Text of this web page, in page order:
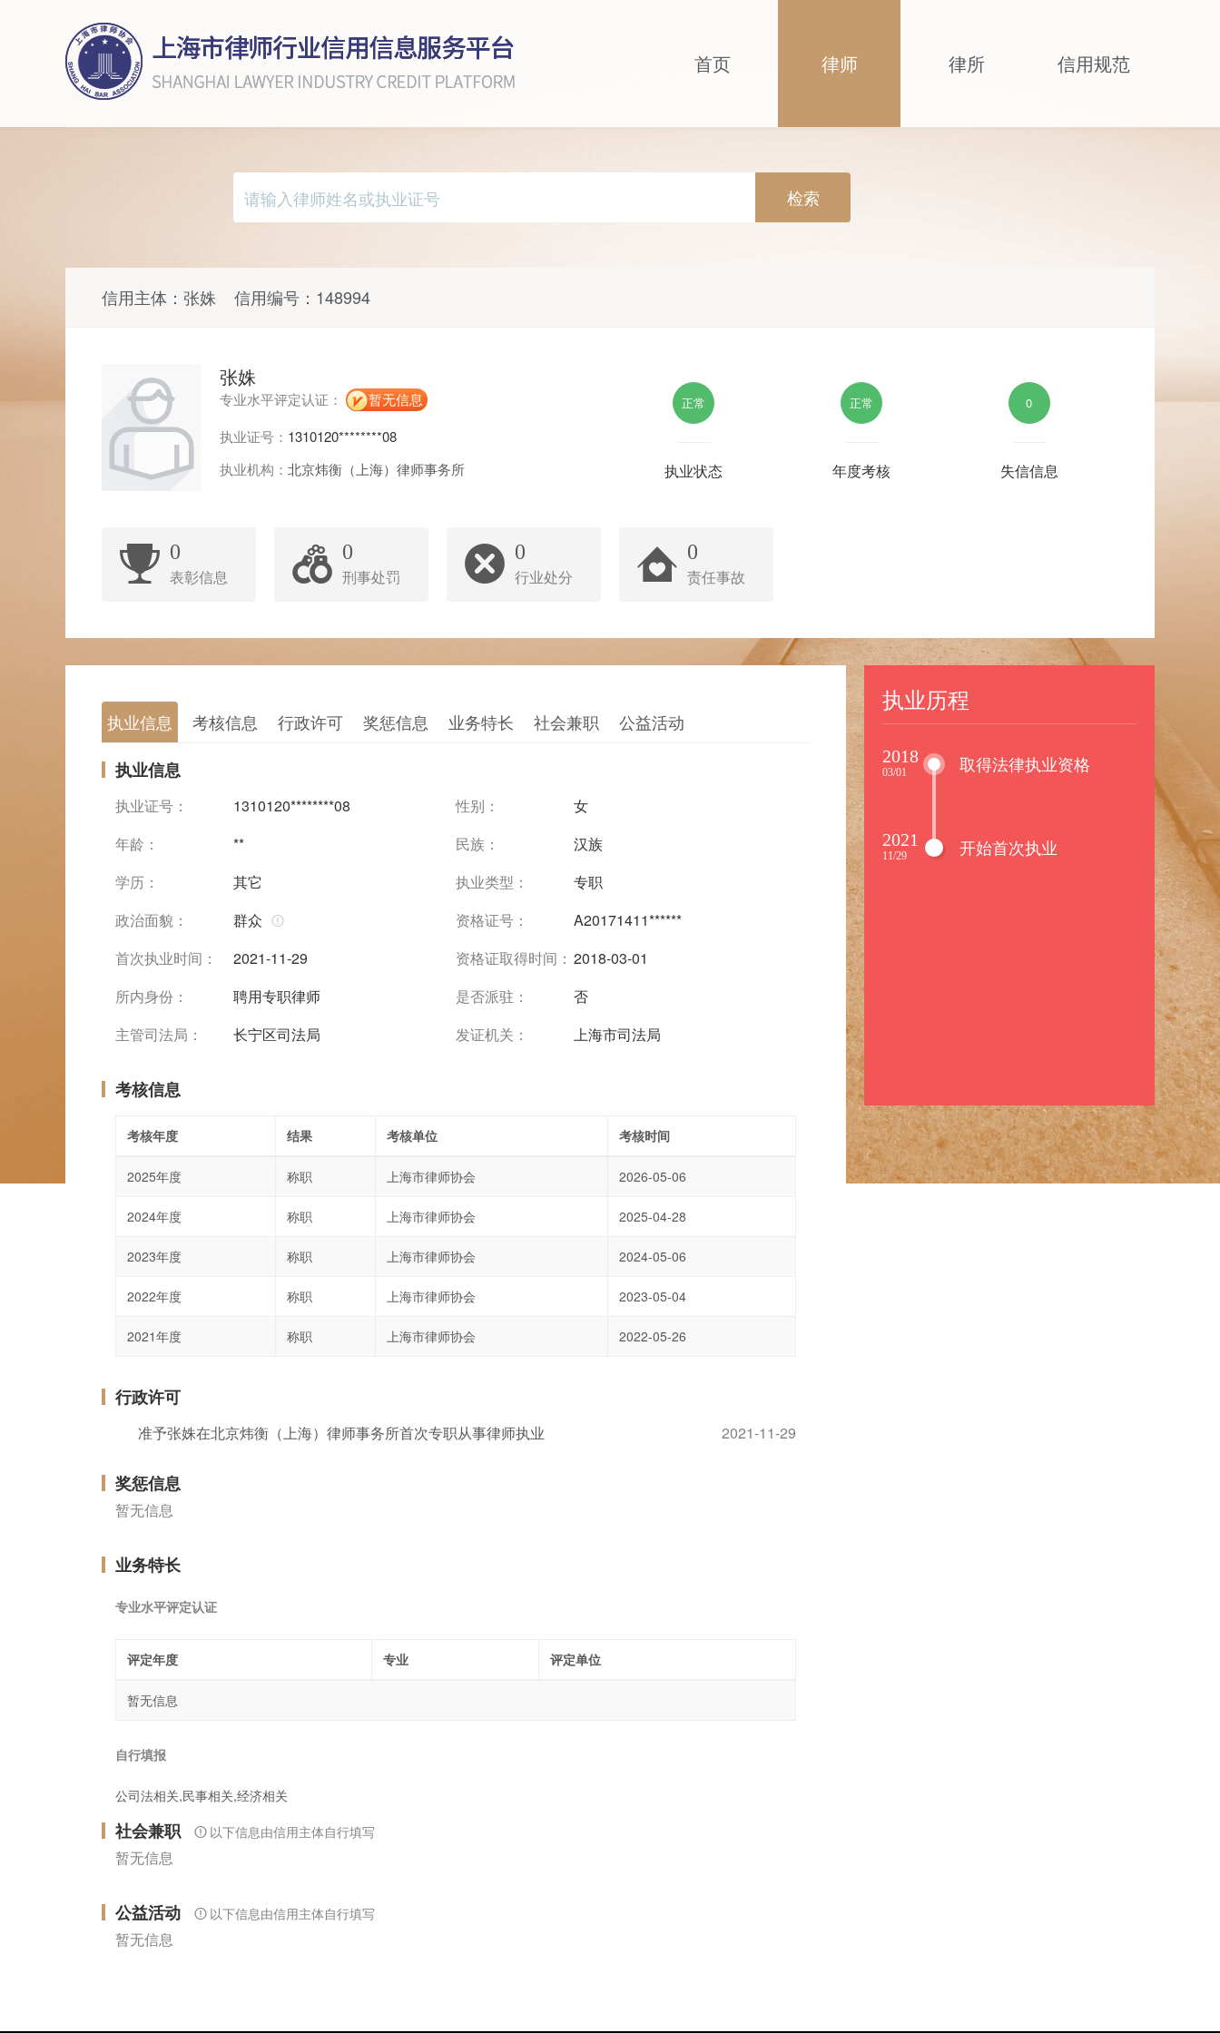
首页 律师 律所 信用规范
检索
信用主体： 张姝 信用编号： 148994
张姝
专业水平评定认证：
暂无信息
执业证号： 1310120********08
执业机构： 北京炜衡（上海）律师事务所
正常
执业状态
正常
年度考核
0
失信信息
0
表彰信息
0
刑事处罚
0
行业处分
0
责任事故
执业信息 考核信息 行政许可 奖惩信息 业务特长 社会兼职 公益活动
执业信息
执业证号： 1310120********08 性别：
女
年龄：
** 民族：
汉族
学历：
其它 执业类型：
专职
政治面貌：
群众 资格证号：
A20171411******
首次执业时间：
2021-11-29 资格证取得时间： 2018-03-01
所内身份：
聘用专职律师 是否派驻：
否
主管司法局：
长宁区司法局 发证机关： 上海市司法局
考核信息
考核年度 结果 考核单位 考核时间
2025年度 称职 上海市律师协会 2026-05-06
2024年度 称职 上海市律师协会 2025-04-28
2023年度 称职 上海市律师协会 2024-05-06
2022年度 称职 上海市律师协会 2023-05-04
2021年度 称职 上海市律师协会 2022-05-26
行政许可
2021-11-29
准予张姝在北京炜衡（上海）律师事务所首次专职从事律师执业
奖惩信息
暂无信息
业务特长
专业水平评定认证
评定年度 专业 评定单位
暂无信息
自行填报
公司法相关,民事相关,经济相关
社会兼职 以下信息由信用主体自行填写
暂无信息
公益活动 以下信息由信用主体自行填写
暂无信息
执业历程
2018
03/01 取得法律执业资格
2021
11/29 开始首次执业